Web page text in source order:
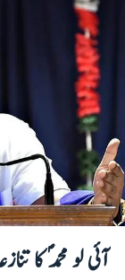
آئی لو محمدؐ کا